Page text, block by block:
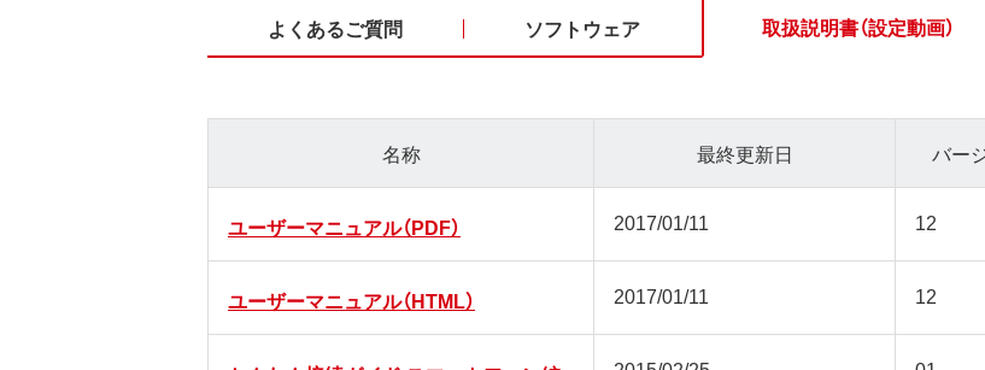
よくあるご質問 ソフトウェア 取扱説明書（設定動画）
名称 最終更新日 バー
ユーザーマニュアル（PDF） 2017/01/11 12
ユーザーマニュアル（HTML） 2017/01/11 12